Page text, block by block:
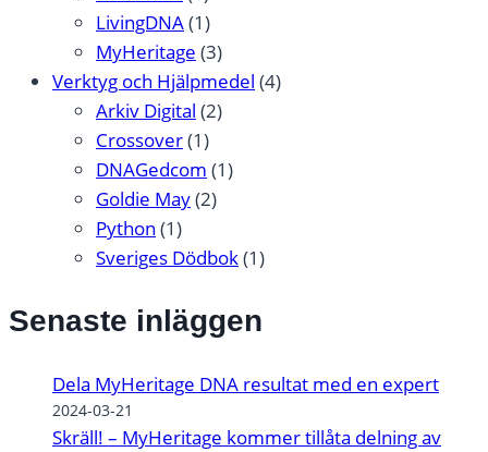
LivingDNA(1)
MyHeritage (3)
Verktyg och Hjälpmedel (4)
Arkiv Digital (2)
Crossover(1)
DNAGedcom (1)
Goldie May(2)
Python (1)
Sveriges Dödbok(1)
Senaste inläggen
Dela MyHeritage DNA resultat med en expert
2024-03-21
Skräll! – MyHeritage kommer tillåta delning av